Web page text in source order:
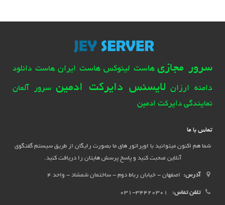
سرور مجازی هاست لینوکس هاست ایران هاست دانلود
دامنه ارزان لایسنس دایرکت ادمین سرور آلمان
نمایندگی دایرکت ادمین
تماس با ما
شما هم اکنون میتوانید با اوپراتور های ما بصورت رایگان از طریق سیستم گفتگوی
آنلاین صحبت کنید و پاسخ پرسش هایتان را دریافت کنید.
آدرس: اصفهان - خیابان رباط دوم - ساختمان شمشاد - واحد 4
تلفن تماس: